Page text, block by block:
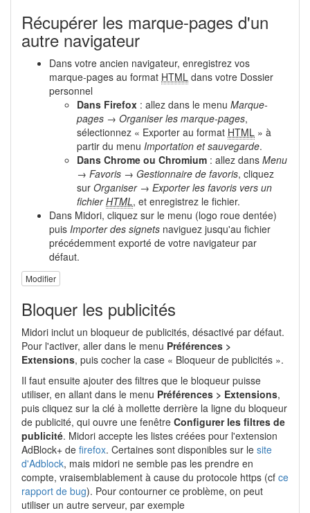
Récupérer les marque-pages d'un
autre navigateur
Dans votre ancien navigateur, enregistrez vos
marque-pages au format HTML dans votre Dossier
personnel
Dans Firefox : allez dans le menu Marque-
pages → Organiser les marque-pages,
sélectionnez « Exporter au format HTML » à
partir du menu Importation et sauvegarde.
Dans Chrome ou Chromium : allez dans Menu
→ Favoris → Gestionnaire de favoris, cliquez
sur Organiser → Exporter les favoris vers un
fichierHTML, et enregistrez le fichier.
Dans Midori, cliquez sur le menu (logo roue dentée)
puis Importer des signets naviguez jusqu'au fichier
précédemment exporté de votre navigateur par
défaut.
Modifier
Bloquer les publicités
Midori inclut un bloqueur de publicités, désactivé par défaut.
Pour l'activer, aller dans le menu Préférences >
Extensions, puis cocher la case « Bloqueur de publicités ».
Il faut ensuite ajouter des filtres que le bloqueur puisse
utiliser, en allant dans le menu Préférences > Extensions,
puis cliquez sur la clé à mollette derrière la ligne du bloqueur
de publicité, qui ouvre une fenêtre Configurer les filtres de
publicité. Midori accepte les listes créées pour l'extension
AdBlock+ de firefox. Certaines sont disponibles sur le site
d'Adblock, mais midori ne semble pas les prendre en
compte, vraisemblablement à cause du protocole https (cf ce
rapport de bug). Pour contourner ce problème, on peut
utiliser un autre serveur, par exemple